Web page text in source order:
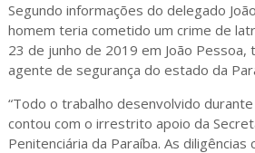
Segundo informações do delegado
homem teria cometido um crime de
23 de junho de 2019 em João Pessoa,
agente de segurança do estado da
“Todo o trabalho desenvolvido
contou com o irrestrito apoio da
Penitenciária da Paraíba. As